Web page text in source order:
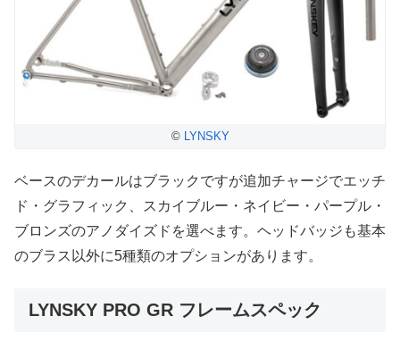
© LYNSKY
ベースのデカールはブラックですが追加チャージでエッチ
ド・グラフィック、スカイブルー・ネイビー・パープル・
ブロンズのアノダイズドを選べます。ヘッドバッジも基本
のブラス以外に5種類のオプションがあります。
LYNSKY PRO GR フレームスペック